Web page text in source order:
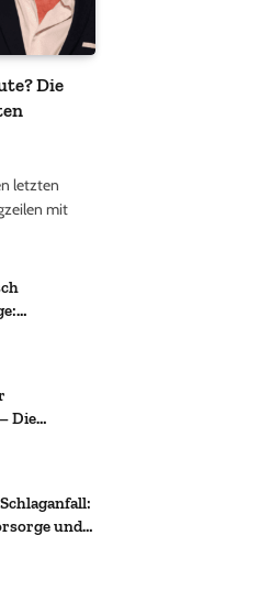
Die
letzten
mit
Die
und